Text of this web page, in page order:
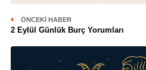
ÖNCEKI HABER
2 Eylül Günlük Burç Yorumları